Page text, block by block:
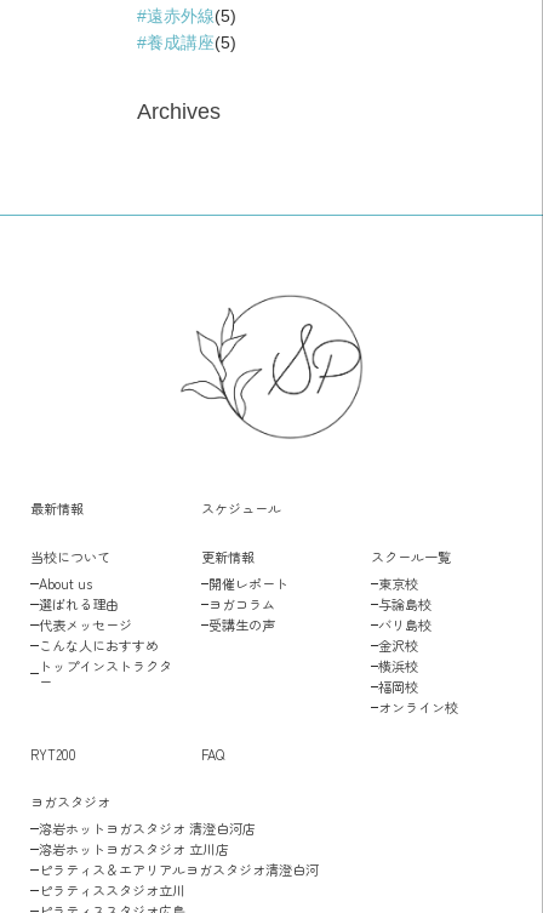
遠赤外線(5)
養成講座(5)
Archives
最新情報 スケジュール
当校について
About us
選ばれる理由
代表メッセージ
こんな人におすすめ
トップインストラクタ
ー
更新情報
開催レポート
ヨガコラム
受講生の声
RYT200 FAQ
スクール一覧
東京校
与論島校
バリ島校
金沢校
横浜校
福岡校
オンライン校
ヨガスタジオ
溶岩ホットヨガスタジオ 清澄白河店
溶岩ホットヨガスタジオ 立川店
ピラティス＆エアリアルヨガスタジオ清澄白河
ピラティススタジオ立川